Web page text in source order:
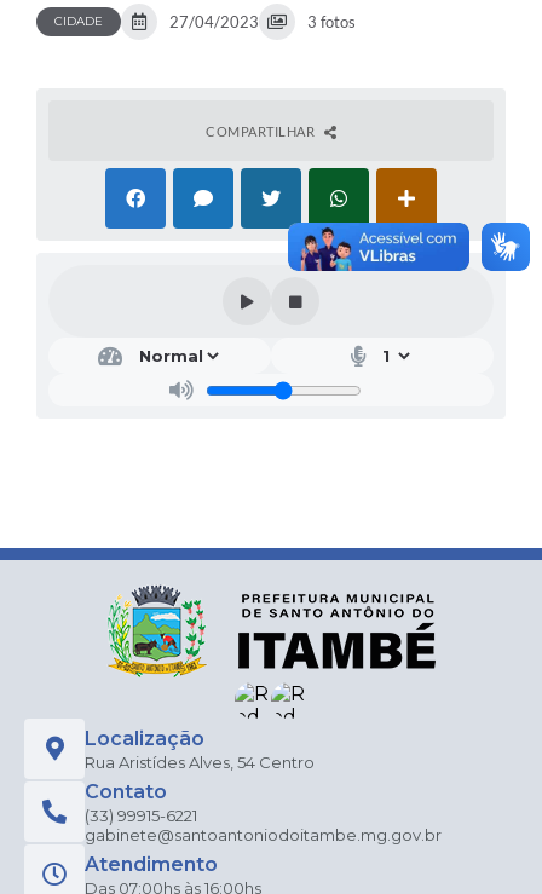
CIDADE 27/04/2023 3 fotos
COMPARTILHAR
Localização
Rua Aristídes Alves, 54 Centro
Contato
(33) 99915-6221
gabinete@santoantoniodoitambe.mg.gov.br
Atendimento
Das 07:00hs às 16:00hs